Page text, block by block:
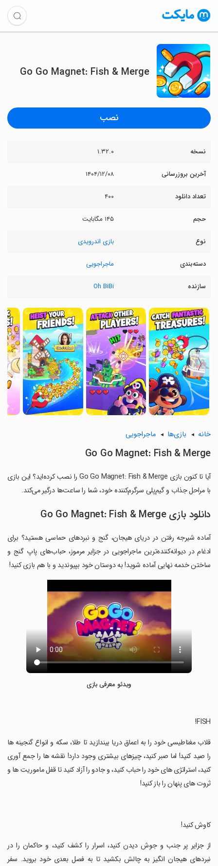
Go Go Magnet: Fish & Merge
نصب
نسخه ۱.۳۲.۰
آخرین بروزرسانی ۱۴۰۴/۱۲/۰۸
تعداد دانلود ۴۰۰
حجم ۱۴۵ مگابایت
نوع بازی اندرویدی
دسته‌بندی ماجراجویی
سازنده Oh BiBi
〈
〉
خانه بازی‌ها ماجراجویی
Go Go Magnet: Fish & Merge
آیا تا کنون بازی Go Go Magnet: Fish & Merge را نصب کرده‌اید؟ این بازی
با مراحل جذاب و گیم‌پلی سرگرم‌کننده خود، شما را ساعت‌ها درگیر می‌کند.
دانلود بازی Go Go Magnet: Fish & Merge
آماده شیرجه رفتن در دریای هیجان، گنج و نبردهای حماسی هستید؟ برای
ادغام در دیوانه‌کننده‌ترین ماجراجویی در جزایر مرموز، حباب‌های پاپ گنج و
ساختن خدمه نهایی آماده شوید! به دوستان خود بپیوندید و با هم بازی کنید!
ویدئو معرفی بازی
‏قلاب مغناطیسی خود را به اعماق دریا بیندازید تا طلا، سکه و انواع گنجینه ها
را صید کنید! اما صبر کنید، چیزهای بیشتری وجود دارد! نقشه ها را جمع آوری
کنید، استراتژی های خود را حباب کنید، و جادو را آزاد کنید تا قفل ماموریت ها و
ثروت های پنهان را باز کنید!
‏کاوش کنید!
‏از جزایر پر جنب و جوش دیدن کنید، اسرار را کشف کنید، و حاکمان را در
نبردهای هیجان انگیز به چالش بکشید تا به فصل بعدی خود بروید. سفر